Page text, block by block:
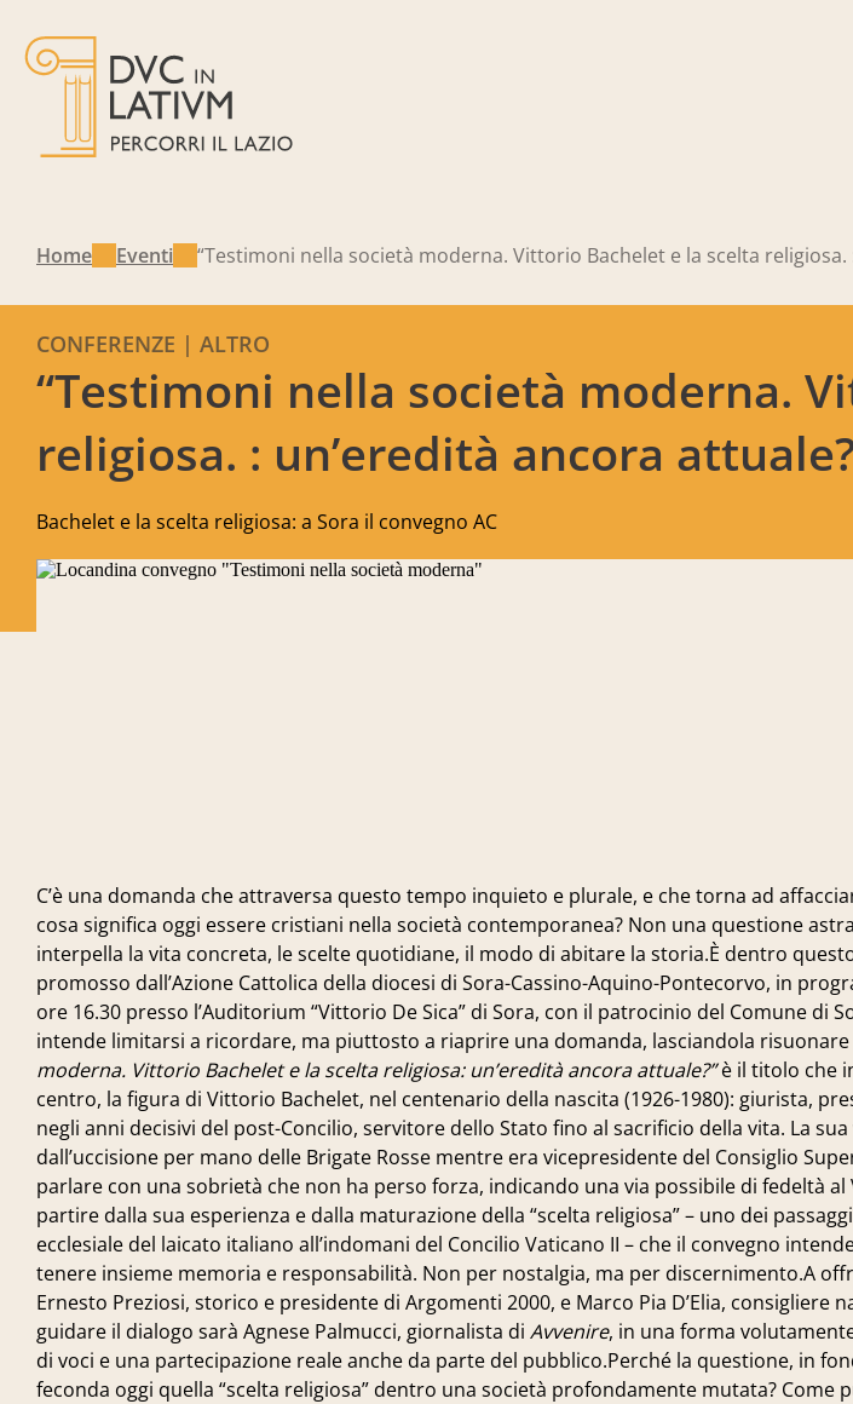
Home Eventi “Testimoni nella società moderna. Vittorio Bachelet e la scelta
“Testimoni nella società moderna.
religiosa. : un’eredità ancora
CONFERENZE | ALTRO
Bachelet e la scelta religiosa: a Sora il convegno AC
C’è una domanda che attraversa questo tempo inquieto e plurale, e che torna ad
cosa significa oggi essere cristiani nella società contemporanea? Non una questione
interpella la vita concreta, le scelte quotidiane, il modo di abitare la storia.È dentro
promosso dall’Azione Cattolica della diocesi di Sora-Cassino-Aquino-Pontecorvo, in
ore 16.30 presso l’Auditorium “Vittorio De Sica” di Sora, con il patrocinio del Comune di
intende limitarsi a ricordare, ma piuttosto a riaprire una domanda, lasciandola
moderna. Vittorio Bachelet e la scelta religiosa: un’eredità ancora attuale?”è il titolo che
centro, la figura di Vittorio Bachelet, nel centenario della nascita (1926-1980): giurista,
negli anni decisivi del post-Concilio, servitore dello Stato fino al sacrificio della vita. La
dall’uccisione per mano delle Brigate Rosse mentre era vicepresidente del Consiglio
parlare con una sobrietà che non ha perso forza, indicando una via possibile di fedeltà
partire dalla sua esperienza e dalla maturazione della “scelta religiosa” – uno dei
ecclesiale del laicato italiano all’indomani del Concilio Vaticano II – che il convegno
tenere insieme memoria e responsabilità. Non per nostalgia, ma per discernimento.A
Ernesto Preziosi, storico e presidente di Argomenti 2000, e Marco Pia D’Elia, consigliere
guidare il dialogo sarà Agnese Palmucci, giornalista di Avvenire, in una forma
di voci e una partecipazione reale anche da parte del pubblico.Perché la questione, in
feconda oggi quella “scelta religiosa” dentro una società profondamente mutata? Come